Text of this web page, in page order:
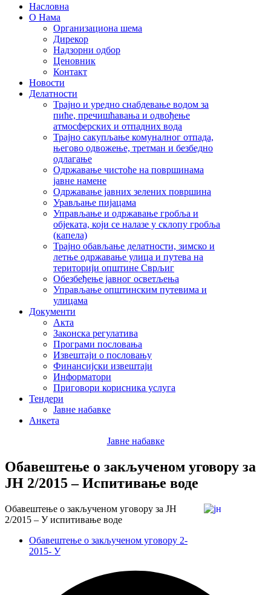
Насловна
О Нама
Организациона шема
Дирекор
Надзорни одбор
Ценовник
Контакт
Новости
Делатности
Трајно и уредно снабдевање водом за
пиће, пречишћавања и одвођење
атмосферских и отпадних вода
Трајно сакупљање комуналног отпада,
његово одвожење, третман и безбедно
одлагање
Одржавање чистоће на површинама
јавне намене
Одржавање јавних зелених површина
Урављање пијацама
Управљање и одржавање гробља и
објеката, који се налазе у склопу гробља
(капела)
Трајно обављање делатности, зимско и
летње одржавање улица и путева на
територији општине Сврљиг
Обезбеђење јавног осветљења
Управљање општинским путевима и
улицама
Документи
Акта
Законска регулатива
Програми пословања
Извештаји о пословању
Финансијски извештаји
Информатори
Приговори корисника услуга
Тендери
Јавне набавке
Анкета
Јавне набавке
Обавештење о закљученом уговору за
ЈН 2/2015 – Испитивање воде
Обавештење о закљученом уговору за ЈН
2/2015 – У испитивање воде
Обавештење о закљученом уговору 2-
2015- У